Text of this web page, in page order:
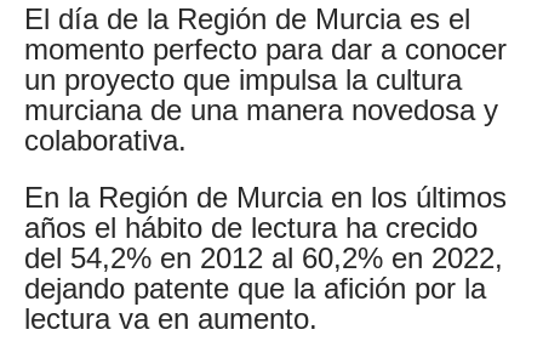
El día de la Región de Murcia es el
momento perfecto para dar a conocer
un proyecto que impulsa la cultura
murciana de una manera novedosa y
colaborativa.
En la Región de Murcia en los últimos
años el hábito de lectura ha crecido
del 54,2% en 2012 al 60,2% en 2022,
dejando patente que la afición por la
lectura va en aumento.